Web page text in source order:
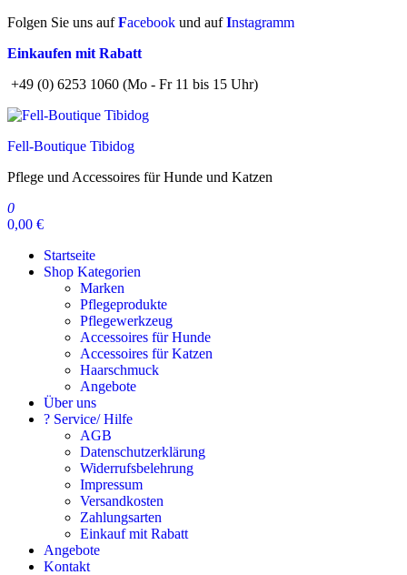
Zum
springen
Folgen Sie uns aufFacebook und aufInstagramm
Einkaufen mit Rabatt
+49 (0) 6253 1060 (Mo - Fr 11 bis 15 Uhr)
Fell-Boutique Tibidog
Pflege und Accessoires für Hunde und Katzen
0
0,00 €
Startseite
Shop Kategorien
Marken
Pflegeprodukte
Pflegewerkzeug
Accessoires für Hunde
Accessoires für Katzen
Haarschmuck
Angebote
Über uns
? Service/ Hilfe
AGB
Datenschutzerklärung
Widerrufsbelehrung
Impressum
Versandkosten
Zahlungsarten
Einkauf mit Rabatt
Angebote
Kontakt